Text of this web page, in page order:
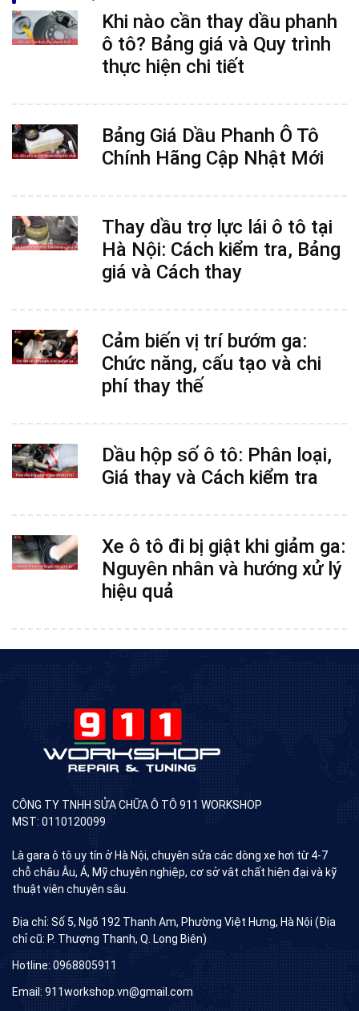
Khi nào cần thay dầu phanh
ô tô? Bảng giá và Quy trình
thực hiện chi tiết
Bảng Giá Dầu Phanh Ô Tô
Chính Hãng Cập Nhật Mới
Thay dầu trợ lực lái ô tô tại
Hà Nội: Cách kiểm tra, Bảng
giá và Cách thay
Cảm biến vị trí bướm ga:
Chức năng, cấu tạo và chi
phí thay thế
Dầu hộp số ô tô: Phân loại,
Giá thay và Cách kiểm tra
Xe ô tô đi bị giật khi giảm ga:
Nguyên nhân và hướng xử lý
hiệu quả
CÔNG TY TNHH SỬA CHỮA Ô TÔ 911 WORKSHOP
MST: 0110120099
Là gara ô tô uy tín ở Hà Nội, chuyên sửa các dòng xe hơi từ 4-7
chỗ châu Âu, Á, Mỹ chuyên nghiệp, cơ sở vât chất hiện đại và kỹ
thuật viên chuyên sâu.
Địa chỉ: Số 5, Ngõ 192 Thanh Am, Phường Việt Hưng, Hà Nội (Địa
chỉ cũ: P. Thượng Thanh, Q. Long Biên)
Hotline: 0968805911
Email: 911workshop.vn@gmail.com